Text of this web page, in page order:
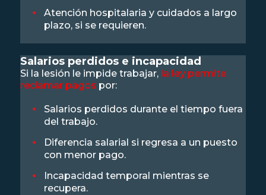
Atención hospitalaria y cuidados a largo
plazo, si se requieren.
Salarios perdidos e incapacidad
Si la lesión le impide trabajar, la ley permite
reclamar pagos por:
Salarios perdidos durante el tiempo fuera
del trabajo.
Diferencia salarial si regresa a un puesto
con menor pago.
Incapacidad temporal mientras se
recupera.